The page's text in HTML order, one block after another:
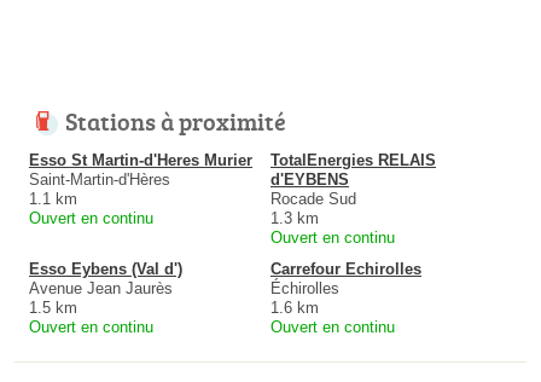
Stations à proximité
Esso St Martin-d'Heres Murier
Saint-Martin-d'Hères
1.1 km
Ouvert en continu
TotalEnergies RELAIS
d'EYBENS
Rocade Sud
1.3 km
Ouvert en continu
Esso Eybens (Val d')
Avenue Jean Jaurès
1.5 km
Ouvert en continu
Carrefour Echirolles
Échirolles
1.6 km
Ouvert en continu